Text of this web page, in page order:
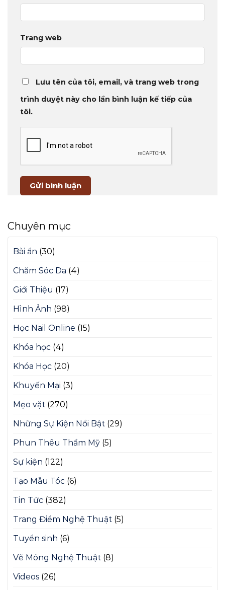
Trang web
Lưu tên của tôi, email, và trang web trong
trình duyệt này cho lần bình luận kế tiếp của
tôi.
Chuyên mục
Bài ẩn (30)
Chăm Sóc Da (4)
Giới Thiệu (17)
Hình Ảnh (98)
Học Nail Online (15)
Khóa học (4)
Khóa Học (20)
Khuyến Mại (3)
Mẹo vặt (270)
Những Sự Kiện Nổi Bật (29)
Phun Thêu Thẩm Mỹ (5)
Sự kiện (122)
Tạo Mẫu Tóc (6)
Tin Tức (382)
Trang Điểm Nghệ Thuật (5)
Tuyển sinh (6)
Vẽ Móng Nghệ Thuật (8)
Videos (26)